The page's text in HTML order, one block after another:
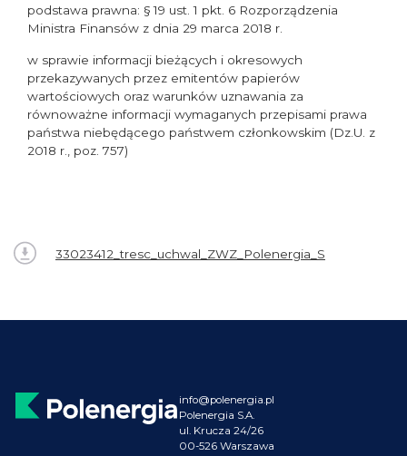
podstawa prawna: § 19 ust. 1 pkt. 6 Rozporządzenia
Ministra Finansów z dnia 29 marca 2018 r.
w sprawie informacji bieżących i okresowych
przekazywanych przez emitentów papierów
wartościowych oraz warunków uznawania za
równoważne informacji wymaganych przepisami prawa
państwa niebędącego państwem członkowskim (Dz.U. z
2018 r., poz. 757)
33023412_tresc_uchwal_ZWZ_Polenergia_S
info@polenergia.pl
Polenergia S.A.
ul. Krucza 24/26
00-526 Warszawa